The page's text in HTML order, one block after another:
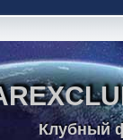
Клубный